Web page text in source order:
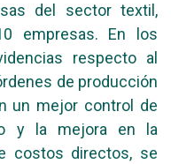
del sector textil,
empresas. En los
respecto al
de producción
un mejor control de
y la mejora en la
costos directos, se